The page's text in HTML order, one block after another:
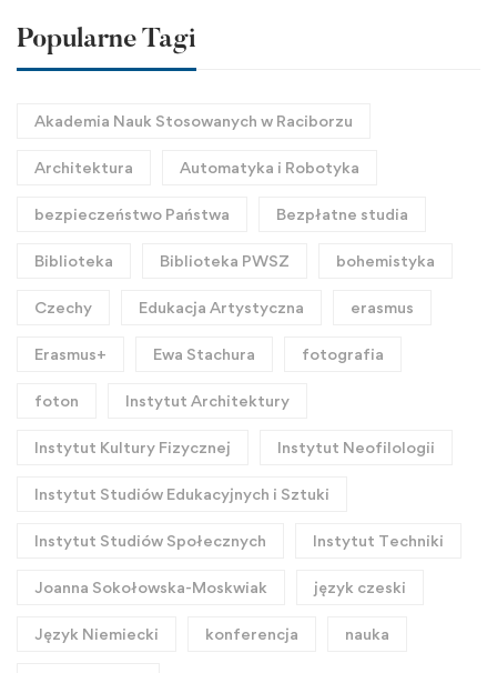
Popularne Tagi
Akademia Nauk Stosowanych w Raciborzu
Architektura Automatyka i Robotyka
bezpieczeństwo Państwa Bezpłatne studia
Biblioteka Biblioteka PWSZ bohemistyka
Czechy Edukacja Artystyczna erasmus
Erasmus+ Ewa Stachura fotografia
foton Instytut Architektury
Instytut Kultury Fizycznej Instytut Neofilologii
Instytut Studiów Edukacyjnych i Sztuki
Instytut Studiów Społecznych Instytut Techniki
Joanna Sokołowska-Moskwiak język czeski
Język Niemiecki konferencja nauka